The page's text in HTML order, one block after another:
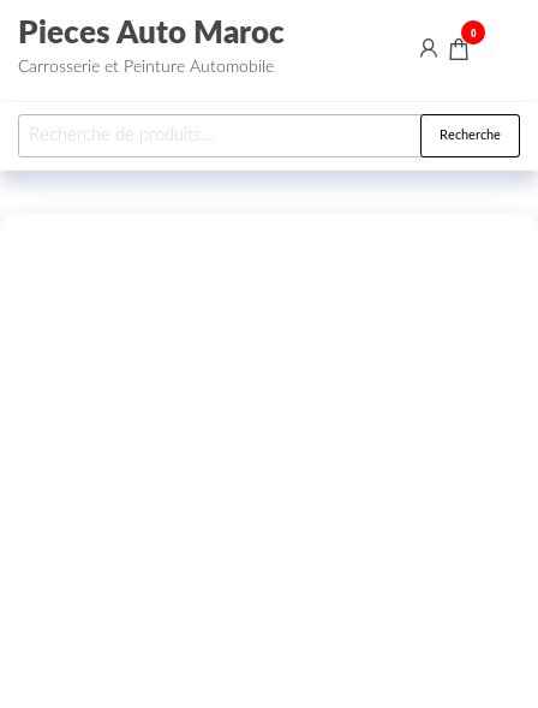
Aller au contenu
Pieces Auto Maroc
Carrosserie et Peinture Automobile
0
Recherche pour : Recherche